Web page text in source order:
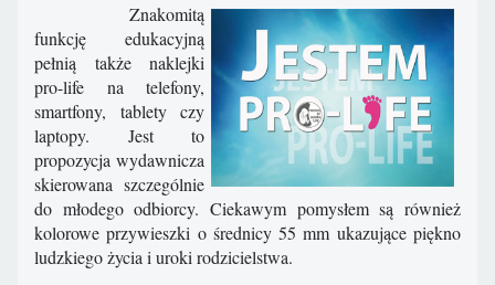
Znakomitą
funkcję edukacyjną
pełnią także naklejki
pro-life na telefony,
smartfony, tablety czy
laptopy. Jest to
propozycja wydawnicza
skierowana szczególnie
do młodego odbiorcy. Ciekawym pomysłem są również
kolorowe przywieszki o średnicy 55 mm ukazujące piękno
ludzkiego życia i uroki rodzicielstwa.